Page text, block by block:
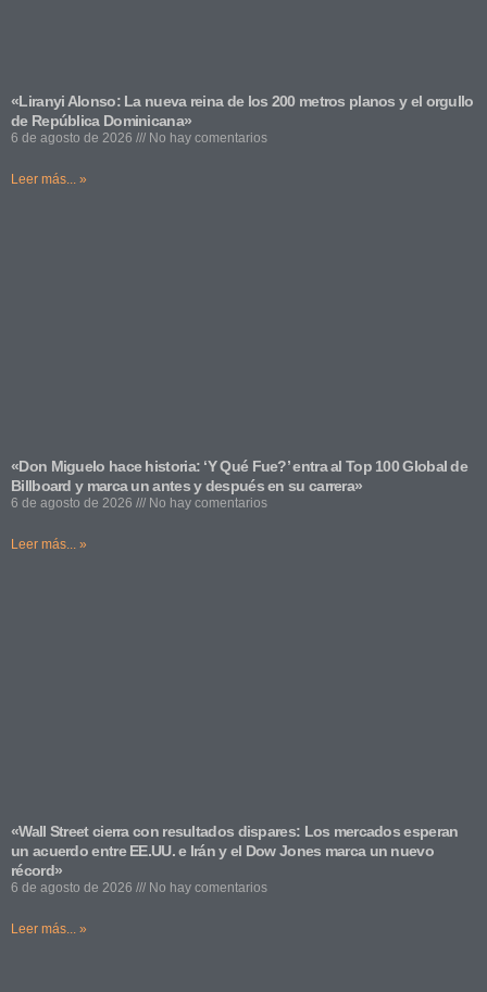
«Liranyi Alonso: La nueva reina de los 200 metros planos y el orgullo
de República Dominicana»
6 de agosto de 2026 No hay comentarios
Leer más... »
«Don Miguelo hace historia: ‘Y Qué Fue?’ entra al Top 100 Global de
Billboard y marca un antes y después en su carrera»
6 de agosto de 2026 No hay comentarios
Leer más... »
«Wall Street cierra con resultados dispares: Los mercados esperan
un acuerdo entre EE.UU. e Irán y el Dow Jones marca un nuevo
récord»
6 de agosto de 2026 No hay comentarios
Leer más... »